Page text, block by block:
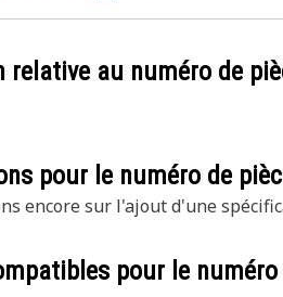
relative au numéro de
pour le numéro de
encore sur l'ajout d'une
pour le numéro